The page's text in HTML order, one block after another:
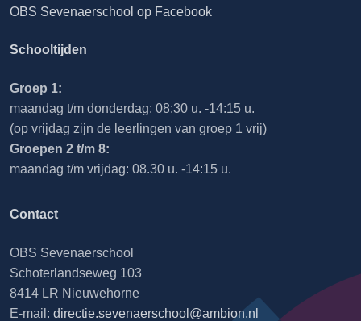
OBS Sevenaerschool op Facebook
Schooltijden
Groep 1:
maandag t/m donderdag: 08:30 u. -14:15 u.
(op vrijdag zijn de leerlingen van groep 1 vrij)
Groepen 2 t/m 8:
maandag t/m vrijdag: 08.30 u. -14:15 u.
Contact
OBS Sevenaerschool
Schoterlandseweg 103
8414 LR Nieuwehorne
E-mail: directie.sevenaerschool@ambion.nl